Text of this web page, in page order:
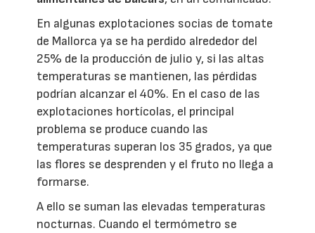
En algunas explotaciones socias de tomate
de Mallorca ya se ha perdido alrededor del
25% de la producción de julio y, si las altas
temperaturas se mantienen, las pérdidas
podrían alcanzar el 40%. En el caso de las
explotaciones hortícolas, el principal
problema se produce cuando las
temperaturas superan los 35 grados, ya que
las flores se desprenden y el fruto no llega a
formarse.
A ello se suman las elevadas temperaturas
nocturnas. Cuando el termómetro se